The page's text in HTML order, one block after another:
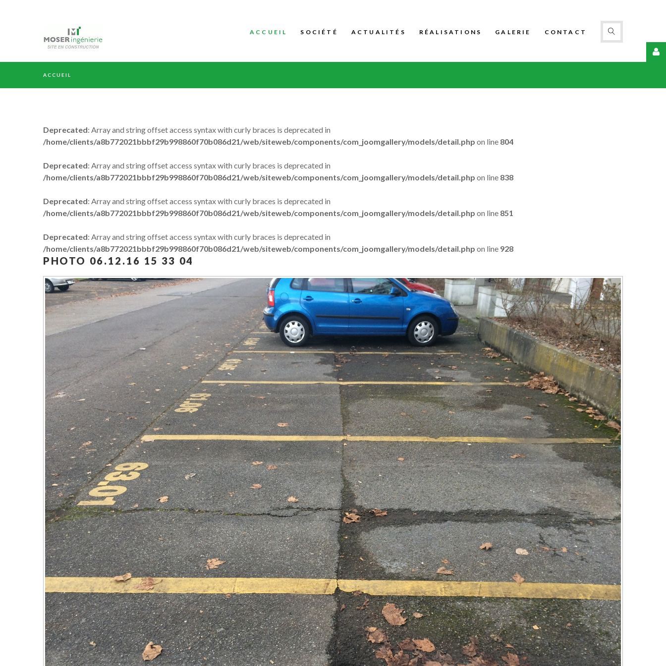
ACCUEIL SOCIÉTÉ ACTUALITÉS RÉALISATIONS GALERIE CONTACT
ACCUEIL
Deprecated: Array and string offset access syntax with curly braces is deprecated in
/home/clients/a8b772021bbbf29b998860f70b086d21/web/siteweb/components/com_joomgallery/models/detail.php on line 804
Deprecated: Array and string offset access syntax with curly braces is deprecated in
/home/clients/a8b772021bbbf29b998860f70b086d21/web/siteweb/components/com_joomgallery/models/detail.php on line 838
Deprecated: Array and string offset access syntax with curly braces is deprecated in
/home/clients/a8b772021bbbf29b998860f70b086d21/web/siteweb/components/com_joomgallery/models/detail.php on line 851
Deprecated: Array and string offset access syntax with curly braces is deprecated in
/home/clients/a8b772021bbbf29b998860f70b086d21/web/siteweb/components/com_joomgallery/models/detail.php on line 928
PHOTO 06.12.16 15 33 04
USERNAME
your
password?
Forgot
your
username?
GOOGLE